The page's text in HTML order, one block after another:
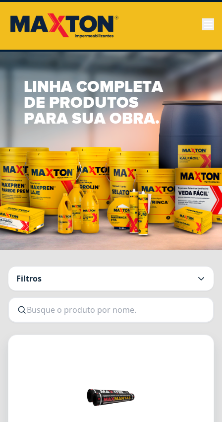
LINHA COMPLETA
DE PRODUTOS
PARA SUA OBRA.
Filtros